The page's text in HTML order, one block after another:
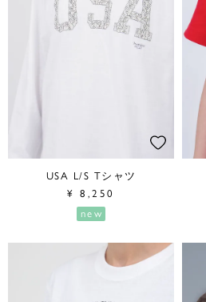
USA L/S Tシャツ
¥ 8,250
new